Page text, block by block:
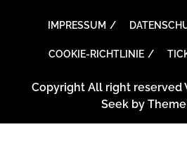
IMPRESSUM
COOKIE-RICHTLINIE
Copyright All right reserved
Seek by